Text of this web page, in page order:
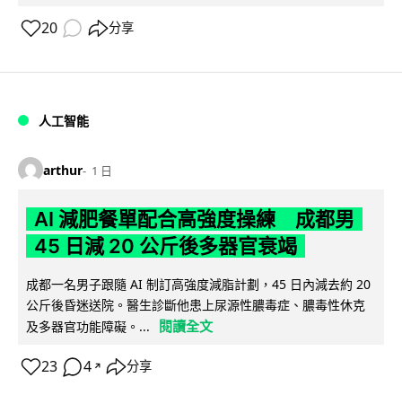
20 分享
人工智能
arthur 1 日
AI 減肥餐單配合高強度操練 成都男
45 日減 20 公斤後多器官衰竭
成都一名男子跟隨 AI 制訂高強度減脂計劃，45 日內減去約 20
公斤後昏迷送院。醫生診斷他患上尿源性膿毒症、膿毒性休克
及多器官功能障礙。...
閱讀全文
23 4 ↗ 分享